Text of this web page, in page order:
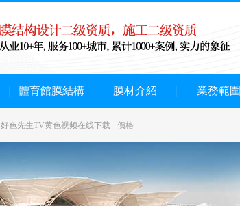
體育館膜結構 膜材介紹 業務範圍
好色先生TV黄色视频在线下载 價格